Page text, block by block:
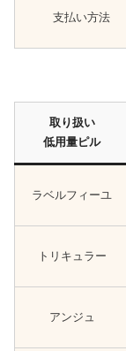
支払い方法
取り扱い
低用量ピル
ラベルフィーユ
トリキュラー
アンジュ